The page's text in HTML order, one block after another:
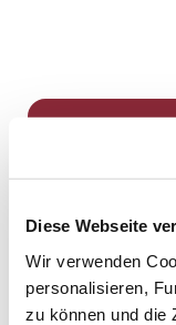
Diese Webseite
Wir verwenden
personalisieren,
zu können und die
Dies